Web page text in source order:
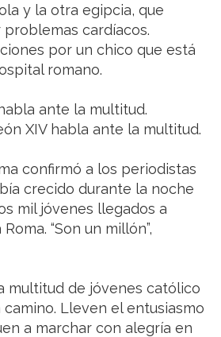
y la otra egipcia, que
cardíacos.
por un chico que está
romano.
ante la multitud.
XIV habla ante la multitud.
confirmó a los periodistas
crecido durante la noche
mil jóvenes llegados a
“Son un millón”,
multitud de jóvenes católico
camino. Lleven el entusiasmo
a marchar con alegría en